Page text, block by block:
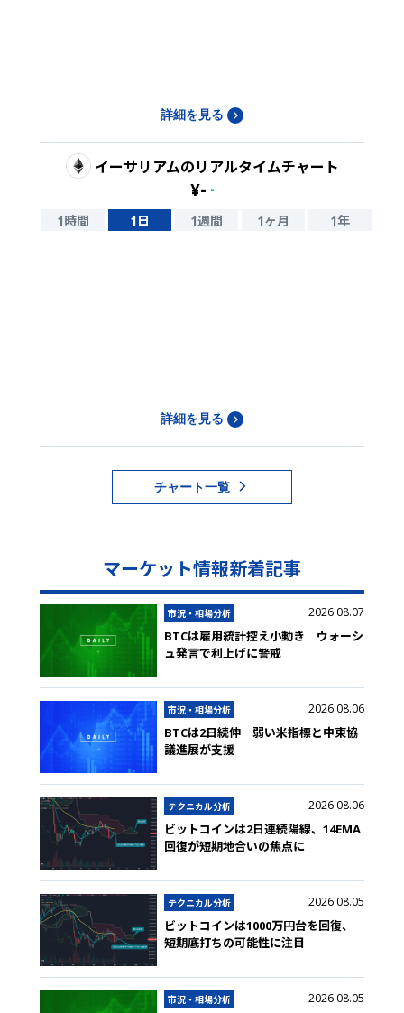
詳細を見る
イーサリアムのリアルタイムチャート
¥- -
1時間 1日 1週間 1ヶ月 1年
詳細を見る
チャート一覧
マーケット情報新着記事
市況・相場分析 2026.08.07
BTCは雇用統計控え小動き ウォーシ
ュ発言で利上げに警戒
市況・相場分析 2026.08.06
BTCは2日続伸 弱い米指標と中東協
議進展が支援
テクニカル分析 2026.08.06
ビットコインは2日連続陽線、14EMA
回復が短期地合いの焦点に
テクニカル分析 2026.08.05
ビットコインは1000万円台を回復、
短期底打ちの可能性に注目
市況・相場分析 2026.08.05